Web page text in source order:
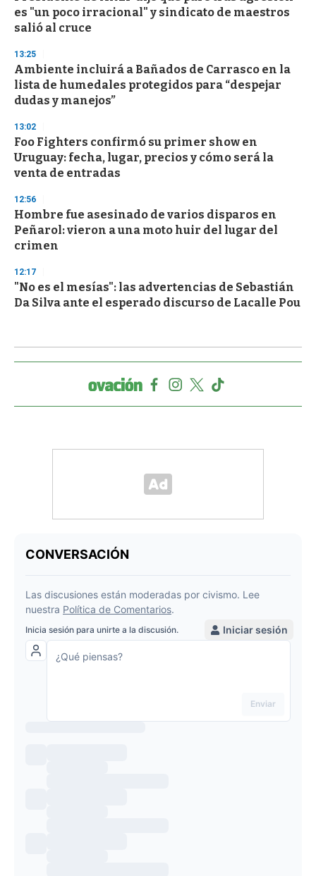
es "un poco irracional" y sindicato de maestros
salió al cruce
13:25
Ambiente incluirá a Bañados de Carrasco en la
lista de humedales protegidos para “despejar
dudas y manejos”
13:02
Foo Fighters confirmó su primer show en
Uruguay: fecha, lugar, precios y cómo será la
venta de entradas
12:56
Hombre fue asesinado de varios disparos en
Peñarol: vieron a una moto huir del lugar del
crimen
12:17
"No es el mesías": las advertencias de Sebastián
Da Silva ante el esperado discurso de Lacalle Pou